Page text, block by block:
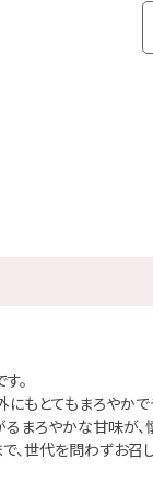
。
もとてもまろやかで
まろやかな甘味が、
世代を問わずお召